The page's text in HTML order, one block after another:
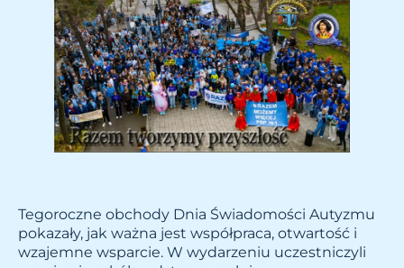
Tegoroczne obchody Dnia Świadomości Autyzmu
pokazały, jak ważna jest współpraca, otwartość i
wzajemne wsparcie. W wydarzeniu uczestniczyli